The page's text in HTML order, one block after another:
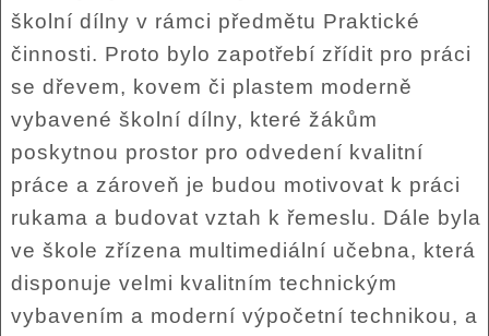
školní dílny v rámci předmětu Praktické
činnosti. Proto bylo zapotřebí zřídit pro práci
se dřevem, kovem či plastem moderně
vybavené školní dílny, které žákům
poskytnou prostor pro odvedení kvalitní
práce a zároveň je budou motivovat k práci
rukama a budovat vztah k řemeslu. Dále byla
ve škole zřízena multimediální učebna, která
disponuje velmi kvalitním technickým
vybavením a moderní výpočetní technikou, a